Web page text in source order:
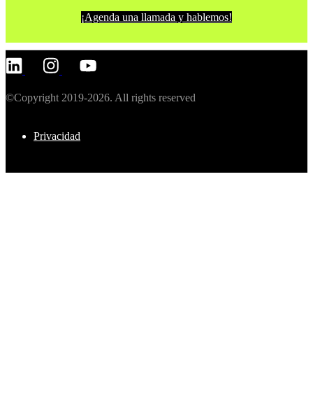
¡Agenda una llamada y hablemos!
©Copyright 2019-2026. All rights reserved
Privacidad